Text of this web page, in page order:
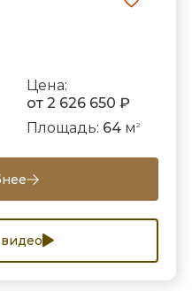
Цена:
от 2 626 650 ₽
Площадь: 64м 2